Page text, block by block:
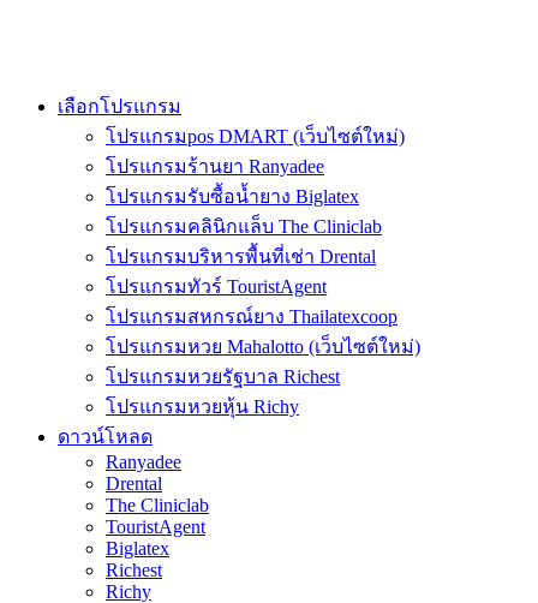
เลือกโปรแกรม
โปรแกรมpos DMART (เว็บไซต์ใหม่)
โปรแกรมร้านยา Ranyadee
โปรแกรมรับซื้อน้ำยาง Biglatex
โปรแกรมคลินิกแล็บ The Cliniclab
โปรแกรมบริหารพื้นที่เช่า Drental
โปรแกรมทัวร์ TouristAgent
โปรแกรมสหกรณ์ยาง Thailatexcoop
โปรแกรมหวย Mahalotto (เว็บไซต์ใหม่)
โปรแกรมหวยรัฐบาล Richest
โปรแกรมหวยหุ้น Richy
ดาวน์โหลด
Ranyadee
Drental
The Cliniclab
TouristAgent
Biglatex
Richest
Richy